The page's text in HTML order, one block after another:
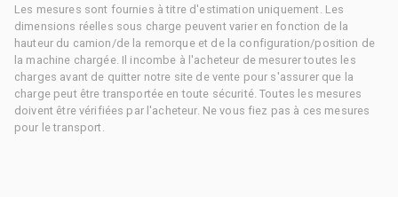
Les mesures sont fournies à titre d'estimation uniquement. Les
dimensions réelles sous charge peuvent varier en fonction de la
hauteur du camion/de la remorque et de la configuration/position de
la machine chargée. Il incombe à l'acheteur de mesurer toutes les
charges avant de quitter notre site de vente pour s'assurer que la
charge peut être transportée en toute sécurité. Toutes les mesures
doivent être vérifiées par l'acheteur. Ne vous fiez pas à ces mesures
pour le transport.